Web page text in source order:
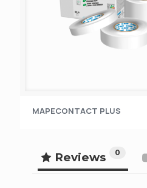
MAPECONTACT PLUS
Reviews 0